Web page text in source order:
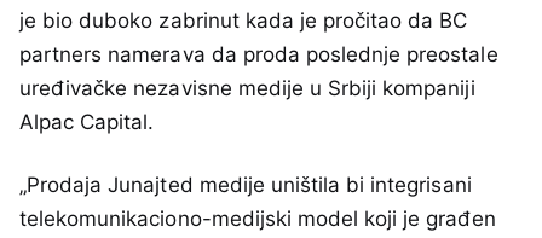
je bio duboko zabrinut kada je pročitao da BC
partners namerava da proda poslednje preostale
uređivačke nezavisne medije u Srbiji kompaniji
Alpac Capital.
„Prodaja Junajted medije uništila bi integrisani
telekomunikaciono-medijski model koji je građen